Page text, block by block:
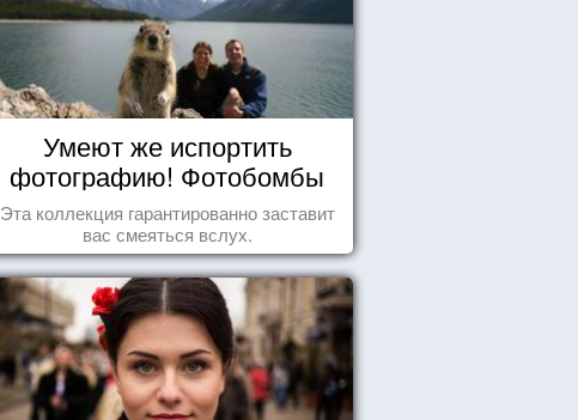
Умеют же испортить
фотографию! Фотобомбы
животных
Эта коллекция гарантированно заставит
вас смеяться вслух.